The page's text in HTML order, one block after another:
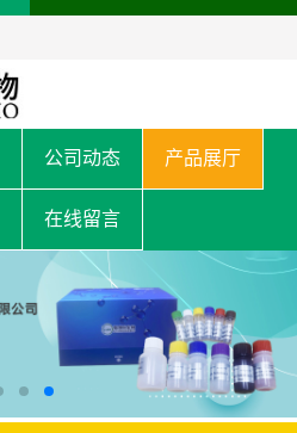
公司动态 产品展厅
在线留言